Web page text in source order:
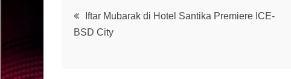
Post
navigation
Iftar Mubarak di Hotel Santika Premiere ICE-
BSD City